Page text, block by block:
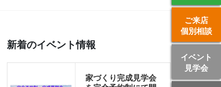
新着のイベント情報
家づくり完成見学会
ご来店
個別相談
イベント
見学会